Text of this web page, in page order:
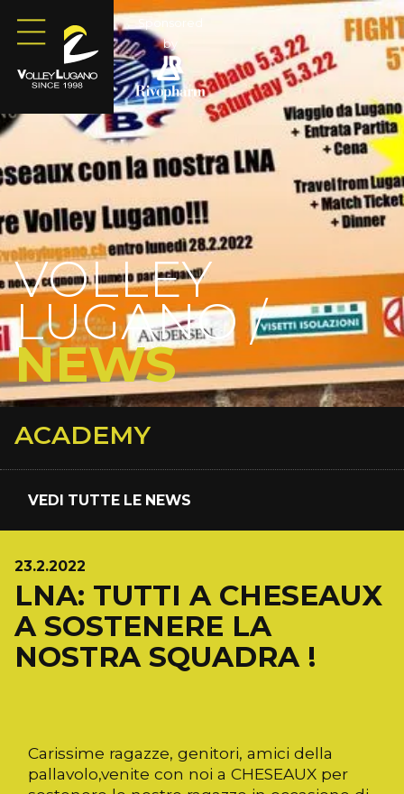
Sponsored
by
VOLLEY
LUGANO /
NEWS
ACADEMY
VEDI TUTTE LE NEWS
23.2.2022
LNA: TUTTI A CHESEAUX
A SOSTENERE LA
NOSTRA SQUADRA !
Carissime ragazze, genitori, amici della
pallavolo,venite con noi a CHESEAUX per